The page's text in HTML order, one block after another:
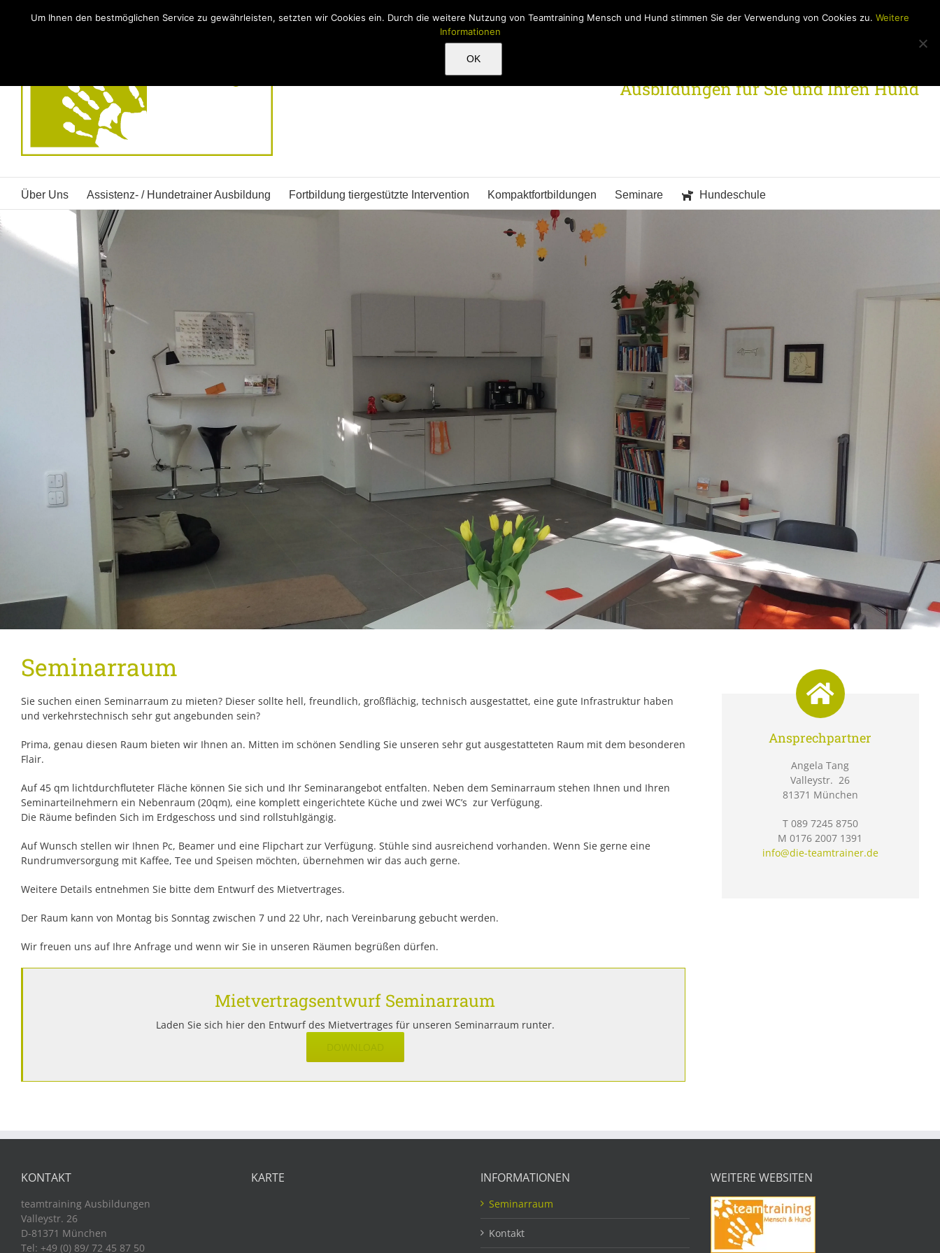
Ausbildungen für Sie und Ihren Hund
Über Uns Assistenz- / Hundetrainer Ausbildung Fortbildung tiergestützte Intervention Kompaktfortbildungen Seminare Hundeschule
Seminarraum
Sie suchen einen Seminarraum zu mieten? Dieser sollte hell, freundlich, großflächig, technisch ausgestattet, eine gute Infrastruktur haben
und verkehrstechnisch sehr gut angebunden sein?
Prima, genau diesen Raum bieten wir Ihnen an. Mitten im schönen Sendling Sie unseren sehr gut ausgestatteten Raum mit dem besonderen
Flair.
Auf 45 qm lichtdurchfluteter Fläche können Sie sich und Ihr Seminarangebot entfalten. Neben dem Seminarraum stehen Ihnen und Ihren
Seminarteilnehmern ein Nebenraum (20qm), eine komplett eingerichtete Küche und zwei WC’s zur Verfügung.
Die Räume befinden Sich im Erdgeschoss und sind rollstuhlgängig.
Auf Wunsch stellen wir Ihnen Pc, Beamer und eine Flipchart zur Verfügung. Stühle sind ausreichend vorhanden. Wenn Sie gerne eine
Rundrumversorgung mit Kaffee, Tee und Speisen möchten, übernehmen wir das auch gerne.
Weitere Details entnehmen Sie bitte dem Entwurf des Mietvertrages.
Der Raum kann von Montag bis Sonntag zwischen 7 und 22 Uhr, nach Vereinbarung gebucht werden.
Wir freuen uns auf Ihre Anfrage und wenn wir Sie in unseren Räumen begrüßen dürfen.
Mietvertragsentwurf Seminarraum
Laden Sie sich hier den Entwurf des Mietvertrages für unseren Seminarraum runter.
Ansprechpartner
Angela Tang
Valleystr. 26
81371 München
T 089 7245 8750
M 0176 2007 1391
info@die-teamtrainer.de
KONTAKT
teamtraining Ausbildungen
Valleystr. 26
D-81371 München
Tel: +49 (0) 89/ 72 45 87 50
KARTE INFORMATIONEN
Seminarraum
Kontakt
WEITERE WEBSITEN
Um Ihnen den bestmöglichen Service zu gewährleisten, setzten wir Cookies ein. Durch die weitere Nutzung von Teamtraining Mensch und Hund stimmen Sie der Verwendung von Cookies zu. Weitere
Informationen
OK